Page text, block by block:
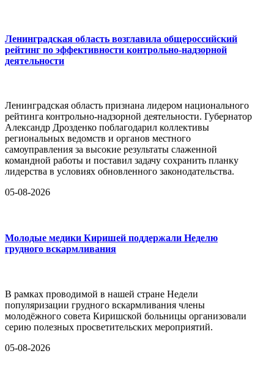
Ленинградская область возглавила общероссийский
рейтинг по эффективности контрольно-надзорной
деятельности
Ленинградская область признана лидером национального
рейтинга контрольно-надзорной деятельности. Губернатор
Александр Дрозденко поблагодарил коллективы
региональных ведомств и органов местного
самоуправления за высокие результаты слаженной
командной работы и поставил задачу сохранить планку
лидерства в условиях обновленного законодательства.
05-08-2026
Молодые медики Киришей поддержали Неделю
грудного вскармливания
В рамках проводимой в нашей стране Недели
популяризации грудного вскармливания члены
молодёжного совета Киришской больницы организовали
серию полезных просветительских мероприятий.
05-08-2026